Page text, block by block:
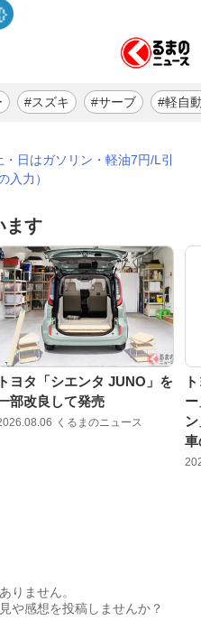
#スズキ #サーブ #軽自
日はガソリン・軽油7円/L引
入力）
ます
トヨタ「シエンタ JUNO」を
部改良して発売
くるまのニュース
車
りません。
や感想を投稿しませんか？